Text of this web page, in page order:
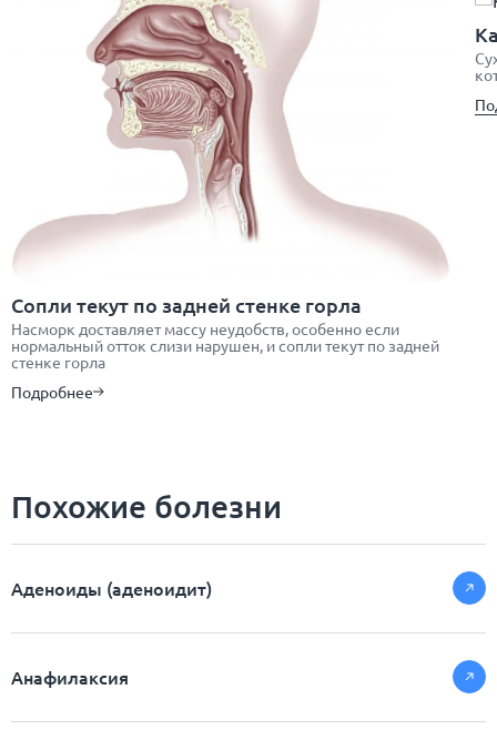
Сопли текут по задней стенке горла
Насморк доставляет массу неудобств, особенно если
нормальный отток слизи нарушен, и сопли текут по задней
стенке горла
Подробнее
Похожие болезни
Аденоиды (аденоидит)
Анафилаксия